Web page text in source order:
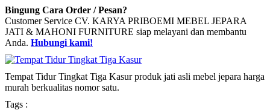
Bingung Cara Order / Pesan?
Customer Service CV. KARYA PRIBOEMI MEBEL JEPARA
JATI & MAHONI FURNITURE siap melayani dan membantu
Anda. Hubungi kami!
Tempat Tidur Tingkat Tiga Kasur produk jati asli mebel jepara harga
murah berkualitas nomor satu.
Tags :